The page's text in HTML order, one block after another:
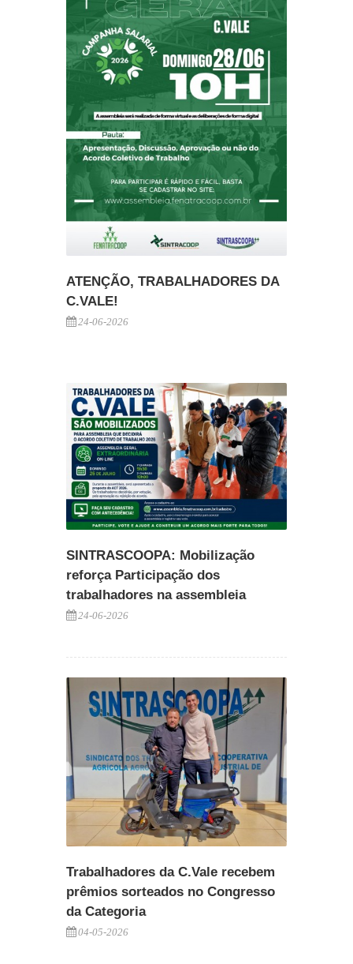
ATENÇÃO, TRABALHADORES DA
C.VALE!
24-06-2026
SINTRASCOOPA: Mobilização
reforça Participação dos
trabalhadores na assembleia
24-06-2026
Trabalhadores da C.Vale recebem
prêmios sorteados no Congresso
da Categoria
04-05-2026